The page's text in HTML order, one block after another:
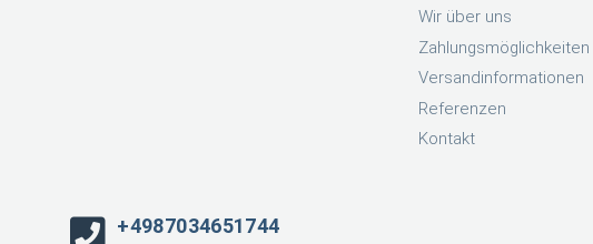
Wir über uns
Zahlungsmöglichkeiten
Versandinformationen
Referenzen
Kontakt
+4987034651744